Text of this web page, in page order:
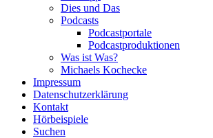
Dies und Das
Podcasts
Podcastportale
Podcastproduktionen
Was ist Was?
Michaels Kochecke
Impressum
Datenschutzerklärung
Kontakt
Hörbeispiele
Suchen